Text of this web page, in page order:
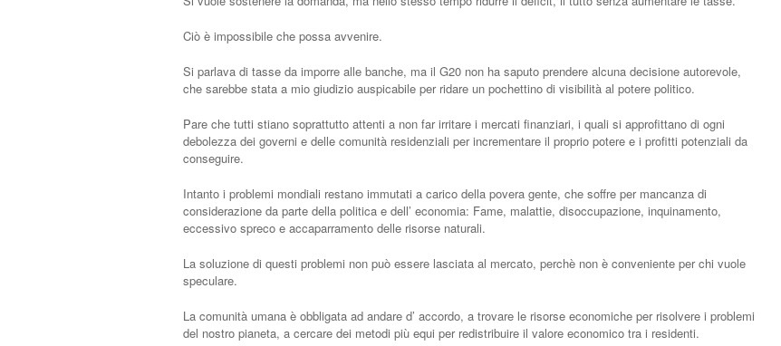
Ciò è impossibile che possa avvenire.
Si parlava di tasse da imporre alle banche, ma il G20 non ha saputo prendere alcuna decisione autorevole,
che sarebbe stata a mio giudizio auspicabile per ridare un pochettino di visibilità al potere politico.
Pare che tutti stiano soprattutto attenti a non far irritare i mercati finanziari, i quali si approfittano di ogni
debolezza dei governi e delle comunità residenziali per incrementare il proprio potere e i profitti potenziali da
conseguire.
Intanto i problemi mondiali restano immutati a carico della povera gente, che soffre per mancanza di
considerazione da parte della politica e dell’ economia: Fame, malattie, disoccupazione, inquinamento,
eccessivo spreco e accaparramento delle risorse naturali.
La soluzione di questi problemi non può essere lasciata al mercato, perchè non è conveniente per chi vuole
speculare.
La comunità umana è obbligata ad andare d’ accordo, a trovare le risorse economiche per risolvere i problemi
del nostro pianeta, a cercare dei metodi più equi per redistribuire il valore economico tra i residenti.